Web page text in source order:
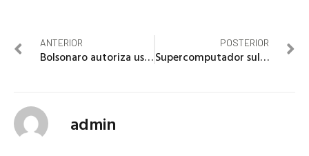
ANTERIOR
Bolsonaro autoriza uso das Forças Armadas no combate ao desmatamento
POSTERIOR
Supercomputador sul-americano pode ser usado em pesquisas
admin